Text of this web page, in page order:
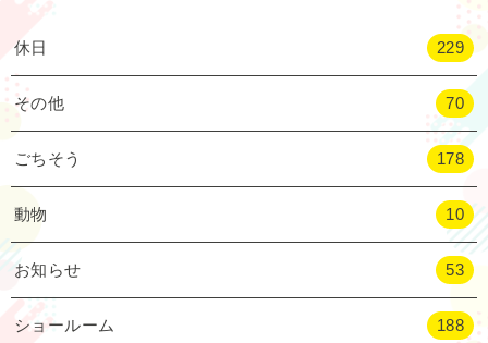
休日 229
その他 70
ごちそう 178
動物 10
お知らせ 53
ショールーム 188